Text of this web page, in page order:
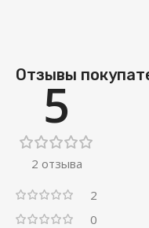
Отзывы
5
2 отзыва
2
0